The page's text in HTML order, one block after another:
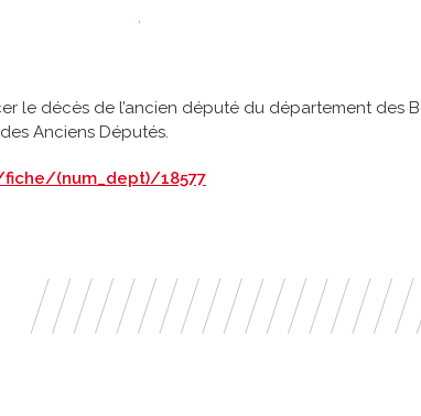
,
le décès de l’ancien député du département des
Anciens Députés.
(num_dept)/18577